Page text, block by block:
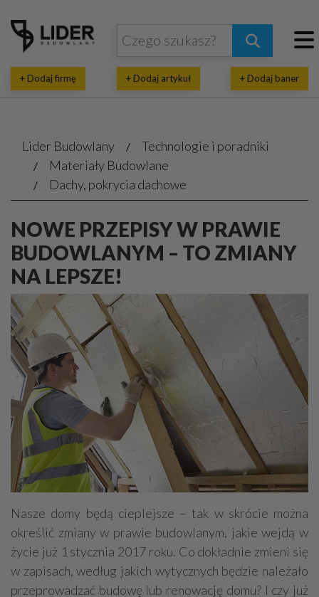
+ Dodaj firmę + Dodaj artykuł + Dodaj baner
Lider Budowlany
Technologie i poradniki
Materiały Budowlane
Dachy, pokrycia dachowe
NOWE PRZEPISY W PRAWIE
BUDOWLANYM – TO ZMIANY
NA LEPSZE!
Nasze domy będą cieplejsze – tak w skrócie można
określić zmiany w prawie budowlanym, jakie wejdą w
życie już 1 stycznia 2017 roku. Co dokładnie zmieni się
w zapisach, według jakich wytycznych będzie należało
przeprowadzać budowę lub renowację domu? I czy już